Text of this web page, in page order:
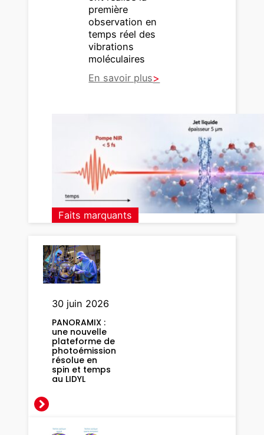
première
observation en
temps réel des
vibrations
moléculaires
En savoir plus
e
r
v
e
r
l
s
v
i
r
a
t
i
o
Faits marquants
30 juin 2026
PANORAMIX :
une nouvelle
plateforme de
photoémission
résolue en
spin et temps
au LIDYL